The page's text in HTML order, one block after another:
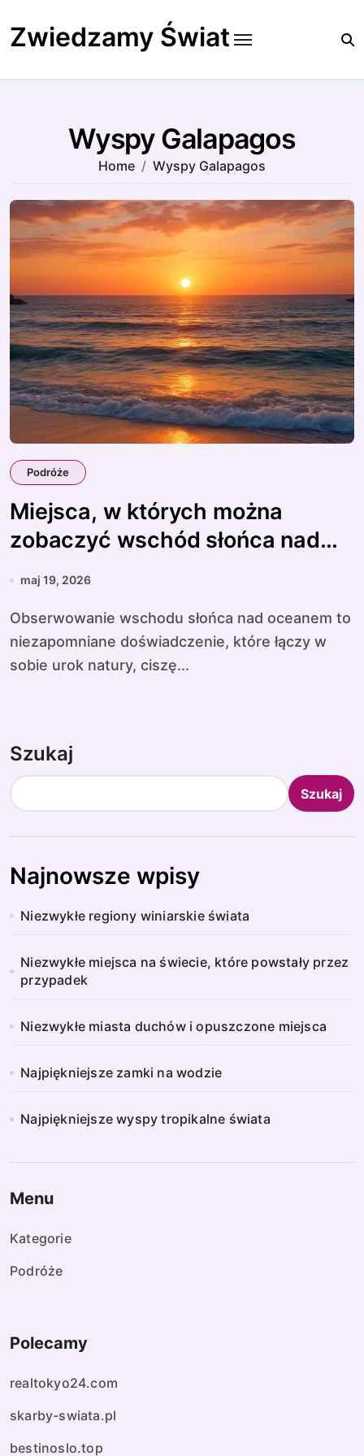
to
content
Zwiedzamy Świat
Wyspy Galapagos
Home Wyspy Galapagos
Podróże
Miejsca, w których można
zobaczyć wschód słońca nad
oceanem
maj 19, 2026
Obserwowanie wschodu słońca nad oceanem to
niezapomniane doświadczenie, które łączy w
sobie urok natury, ciszę...
Szukaj
Szukaj
Najnowsze wpisy
Niezwykłe regiony winiarskie świata
Niezwykłe miejsca na świecie, które powstały przez
przypadek
Niezwykłe miasta duchów i opuszczone miejsca
Najpiękniejsze zamki na wodzie
Najpiękniejsze wyspy tropikalne świata
Menu
Kategorie
Podróże
Polecamy
realtokyo24.com
skarby-swiata.pl
bestinoslo.top